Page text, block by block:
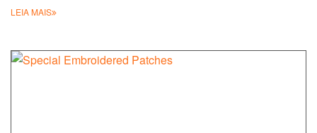
em roupas, shorts, sapatos, bolsas, chapéus, brinquedos, cobertores ou
LEIA MAIS